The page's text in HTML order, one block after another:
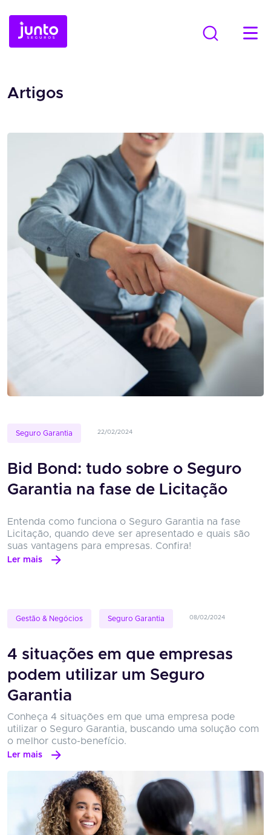
Artigos
Seguro Garantia 22/02/2024
Bid Bond: tudo sobre o Seguro
Garantia na fase de Licitação
Entenda como funciona o Seguro Garantia na fase
Licitação, quando deve ser apresentado e quais são
suas vantagens para empresas. Confira!
Ler mais
Gestão & Negócios Seguro Garantia 08/02/2024
4 situações em que empresas
podem utilizar um Seguro
Garantia
Conheça 4 situações em que uma empresa pode
utilizar o Seguro Garantia, buscando uma solução com
o melhor custo-benefício.
Ler mais